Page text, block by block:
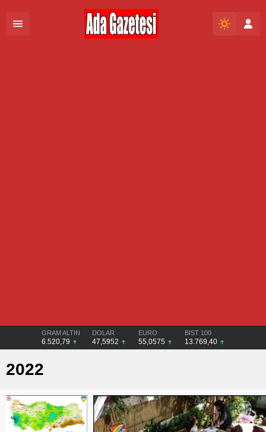
GRAM ALTIN
6.520,79
DOLAR
47,5952
EURO
55,0575
BIST 100
13.769,40
2022